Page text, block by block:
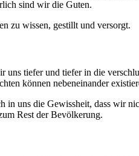
sind wir die Guten.
zu wissen, gestillt und versorgt.
uns tiefer und tiefer in die
können nebeneinander
uns die Gewissheit, dass wir
Rest der Bevölkerung.